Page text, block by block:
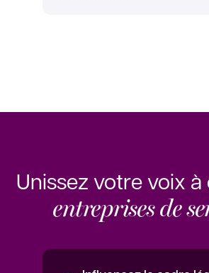
Unissez votre voix
entreprises de